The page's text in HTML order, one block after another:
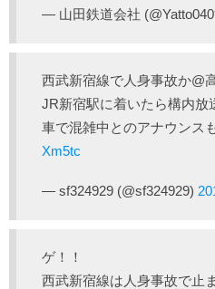
— 山田鉄道会社
西武新宿線で人身事故か@
JR新宿駅に着いたら構内放
車で混雑中とのアナウンス
Xm5tc
— sf324929 (@sf324929)
ゲ！！
西武新宿線は人身事故で止